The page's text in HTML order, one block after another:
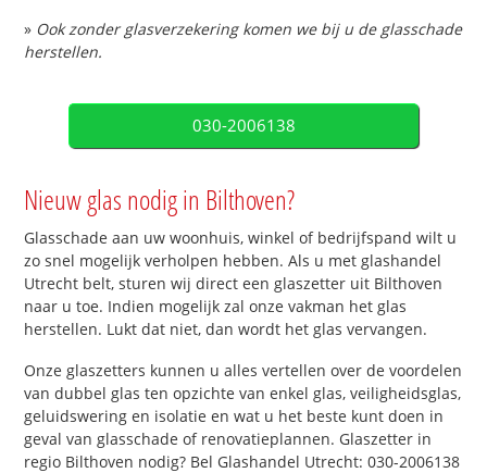
» Ook zonder glasverzekering komen we bij u de glasschade
herstellen.
030-2006138
Nieuw glas nodig in Bilthoven?
Glasschade aan uw woonhuis, winkel of bedrijfspand wilt u
zo snel mogelijk verholpen hebben. Als u met glashandel
Utrecht belt, sturen wij direct een glaszetter uit Bilthoven
naar u toe. Indien mogelijk zal onze vakman het glas
herstellen. Lukt dat niet, dan wordt het glas vervangen.
Onze glaszetters kunnen u alles vertellen over de voordelen
van dubbel glas ten opzichte van enkel glas, veiligheidsglas,
geluidswering en isolatie en wat u het beste kunt doen in
geval van glasschade of renovatieplannen. Glaszetter in
regio Bilthoven nodig? Bel Glashandel Utrecht: 030-2006138